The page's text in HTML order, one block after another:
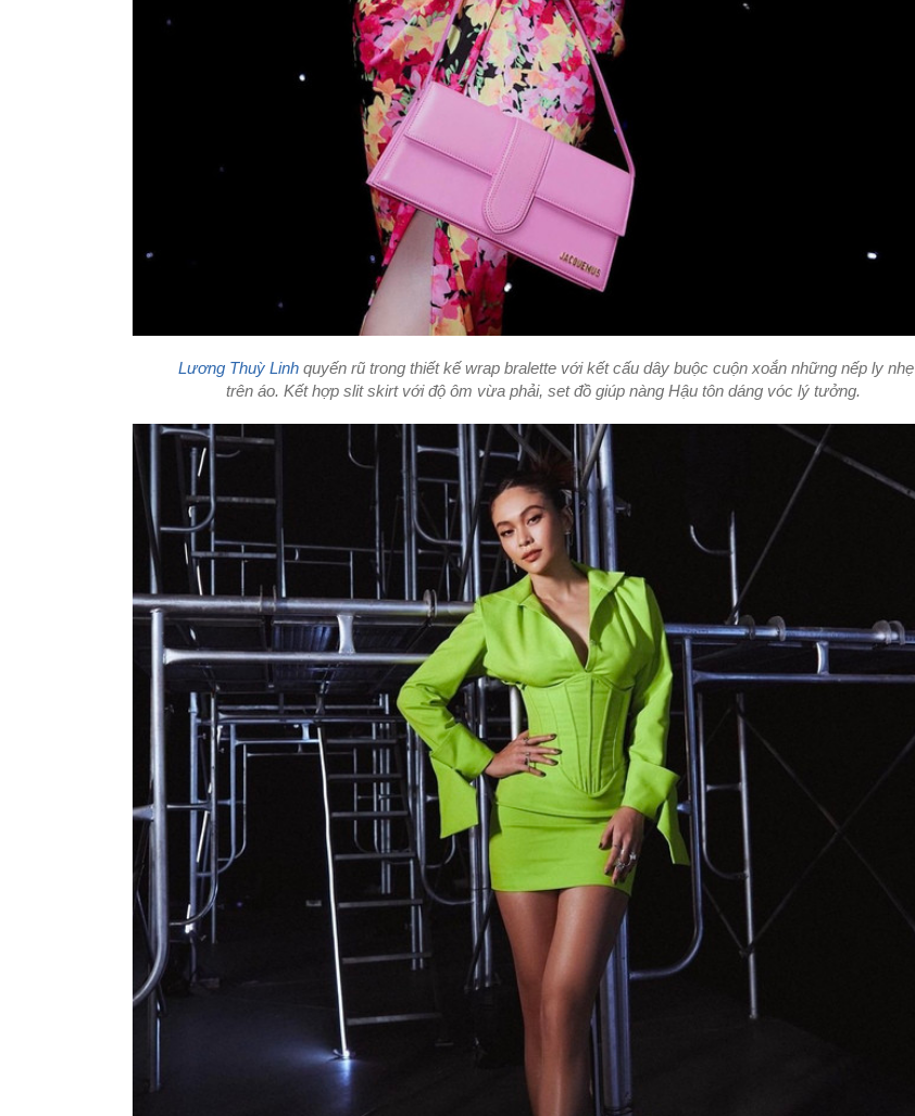
Lương Thuỳ Linhquyến rũ trong thiết kế wrap bralette với kết cấu dây buộc cuộn xoắn những nếp ly nhẹ
trên áo. Kết hợp slit skirt với độ ôm vừa phải, set đồ giúp nàng Hậu tôn dáng vóc lý tưởng.